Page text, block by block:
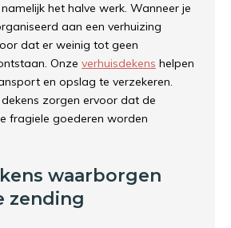
het halve werk. Wanneer je
aan een verhuizing
dat er weinig tot geen
Onze verhuisdekens helpen
en opslag te verzekeren.
zorgen ervoor dat de
fragiele goederen worden
waarborgen
zending